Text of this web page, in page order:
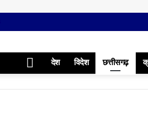
Homeदेश विदेश छत्तीसगढ़